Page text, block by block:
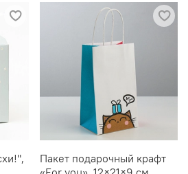
Пакет подарочный крафт